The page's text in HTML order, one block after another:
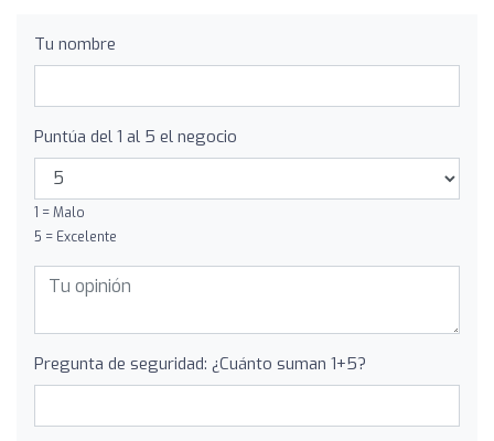
Tu nombre
Puntúa del 1 al 5 el negocio
1 = Malo
5 = Excelente
Pregunta de seguridad: ¿Cuánto suman 1+5?